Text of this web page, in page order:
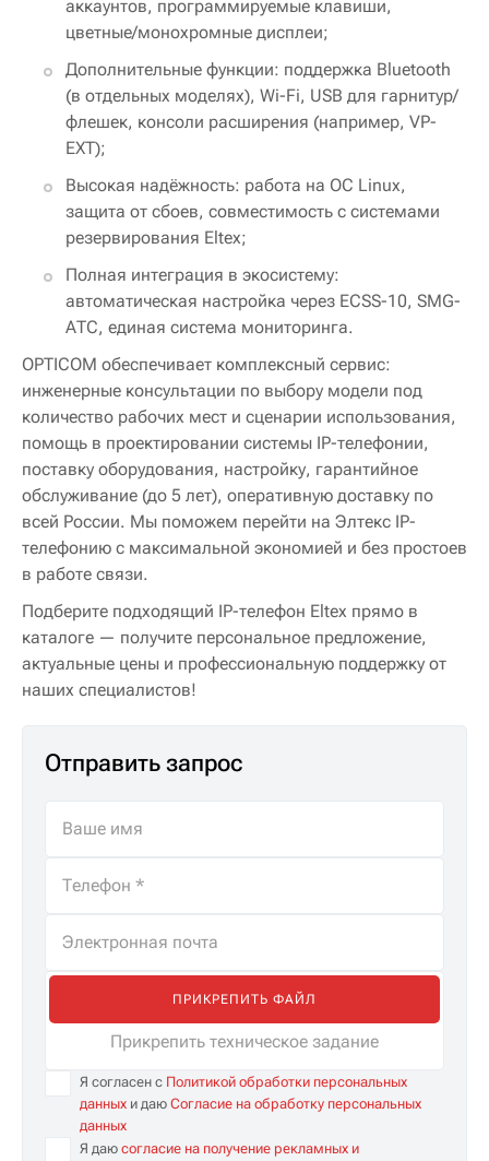
аккаунтов, программируемые клавиши,
цветные/монохромные дисплеи;
Дополнительные функции: поддержка Bluetooth
(в отдельных моделях), Wi-Fi, USB для гарнитур/
флешек, консоли расширения (например, VP-
EXT);
Высокая надёжность: работа на ОС Linux,
защита от сбоев, совместимость с системами
резервирования Eltex;
Полная интеграция в экосистему:
автоматическая настройка через ECSS-10, SMG-
АТС, единая система мониторинга.
OPTICOM обеспечивает комплексный сервис:
инженерные консультации по выбору модели под
количество рабочих мест и сценарии использования,
помощь в проектировании системы IP-телефонии,
поставку оборудования, настройку, гарантийное
обслуживание (до 5 лет), оперативную доставку по
всей России. Мы поможем перейти на Элтекс IP-
телефонию с максимальной экономией и без простоев
в работе связи.
Подберите подходящий IP-телефон Eltex прямо в
каталоге — получите персональное предложение,
актуальные цены и профессиональную поддержку от
наших специалистов!
Отправить запрос
ПРИКРЕПИТЬ ФАЙЛ
Прикрепить техническое задание
Я согласен с Политикой обработки персональных
данных и даю Согласие на обработку персональных
данных
Я даю согласие на получение рекламных и